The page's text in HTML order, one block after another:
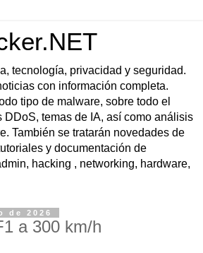
tecnología, privacidad y seguridad.
con información completa.
tipo de malware, sobre todo el
DDoS, temas de IA, así como análisis
También se tratarán novedades de
y documentación de
hacking , networking, hardware,
de 2026
a 300 km/h